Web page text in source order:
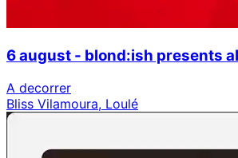
6 august - blond:ish presents
A decorrer
Bliss Vilamoura, Loulé